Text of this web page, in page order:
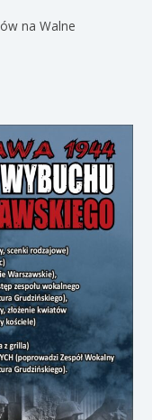
na Walne